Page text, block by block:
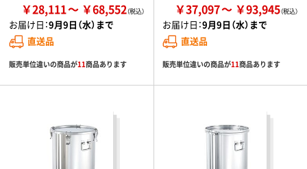
￥28,111 ￥68,552
お届け日：9月9日（水）まで
直送品
販売単位違いの商品が11商品あります
￥37,097 ￥93,945
お届け日：9月9日（水）まで
直送品
販売単位違いの商品が11商品あります